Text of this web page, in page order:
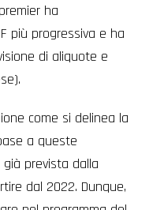
ha
più progressiva e ha
di aliquote e
come si delinea la
a queste
prevista dalla
dal 2022. Dunque,